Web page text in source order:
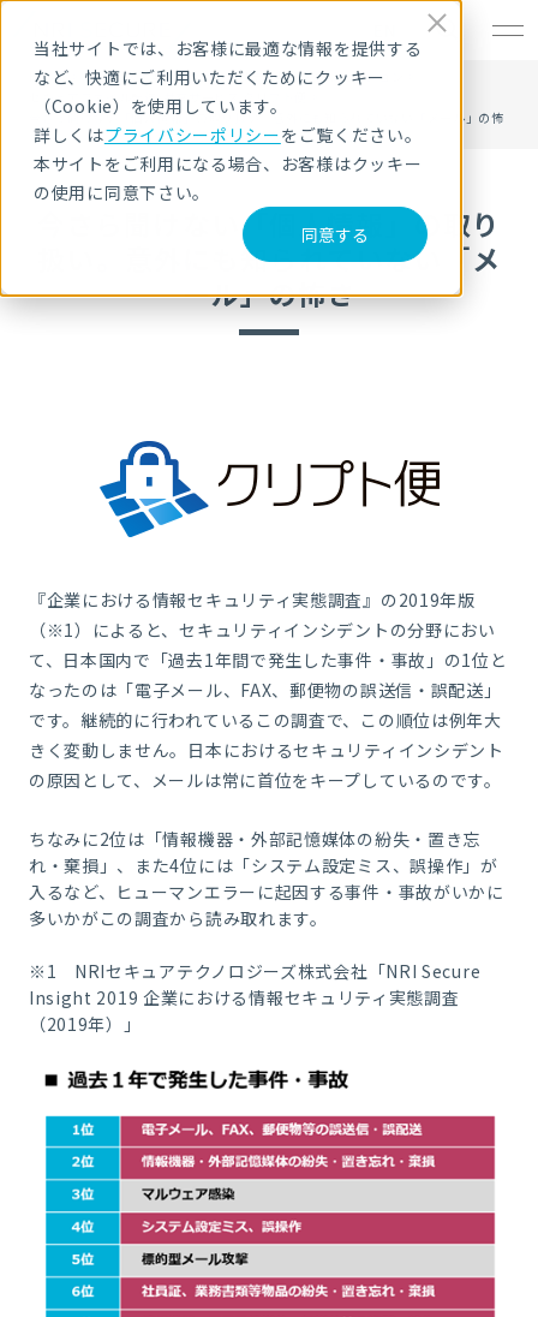
当社サイトでは、お客様に最適な情報を提供する
など、快適にご利用いただくためにクッキー
（Cookie）を使用しています。
詳しくはプライバシーポリシーをご覧ください。
本サイトをご利用になる場合、お客様はクッキー
の使用に同意下さい。
同意する
HOME サービス・製品
セキュリティ製品・ソリューション
セキュアファイル転送/共有サービス クリプト便
今さら聞けない「個人情報」の取り扱い。意外にも知られていない「メール」の怖
さ
今さら聞けない「個人情報」の取り
扱い。意外にも知られていない「メ
ール」の怖さ
『企業における情報セキュリティ実態調査』の2019年版
（※1）によると、セキュリティインシデントの分野におい
て、日本国内で「過去1年間で発生した事件・事故」の1位と
なったのは「電子メール、FAX、郵便物の誤送信・誤配送」
です。継続的に行われているこの調査で、この順位は例年大
きく変動しません。日本におけるセキュリティインシデント
の原因として、メールは常に首位をキープしているのです。
ちなみに2位は「情報機器・外部記憶媒体の紛失・置き忘
れ・棄損」、また4位には「システム設定ミス、誤操作」が
入るなど、ヒューマンエラーに起因する事件・事故がいかに
多いかがこの調査から読み取れます。
※ 1 NRIセキュアテクノロジーズ株式会社「NRI Secure
Insight 2019 企業における情報セキュリティ実態調査
（2019年）」